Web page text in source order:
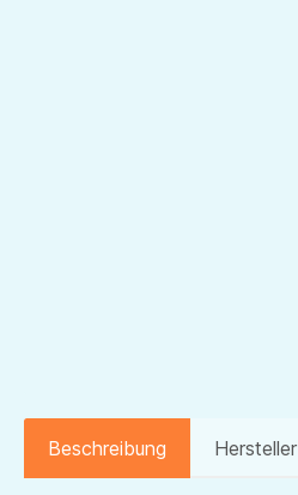
Beschreibung Hersteller